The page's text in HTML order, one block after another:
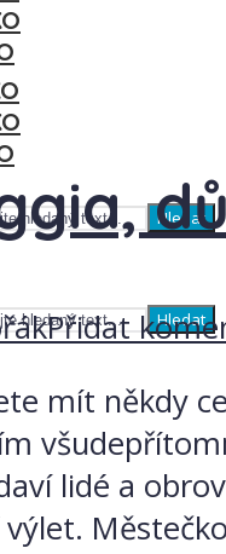
Hledat
Hledat
Přidat
mít někdy
lidé a